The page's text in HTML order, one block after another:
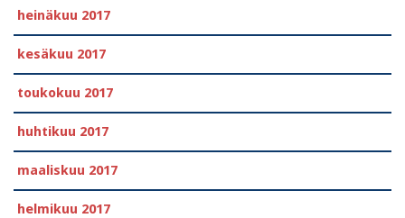
heinäkuu 2017
kesäkuu 2017
toukokuu 2017
huhtikuu 2017
maaliskuu 2017
helmikuu 2017